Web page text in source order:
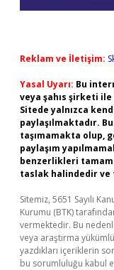
Reklam ve İletişim:
Yasal Uyarı: Bu
veya şahıs şirketi
Sitede yalnızca
paylaşılmaktadır.
taşımamakta olup,
paylaşım
benzerlikleri
taslak halindedir ve
Sitemiz, 5651 Sayılı
Kurumu (BTK)
vermektedir. Bu
veya araştırma
yazdıkları içeriklerin
bu sorumluluğu kabul